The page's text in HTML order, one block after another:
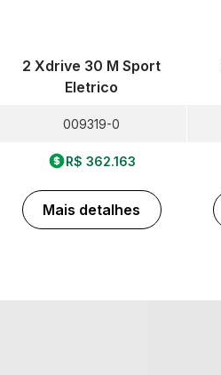
2 Xdrive 30 M Sport
Eletrico
009319-0
R$ 362.163
Mais detalhes